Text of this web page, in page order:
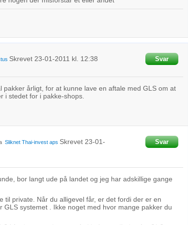
Skrevet 23-01-2011 kl. 12:38 Svar
pakker årligt, for at kunne lave en aftale med GLS om at
i stedet for i pakke-shops.
Sliknet Thai-invest aps Skrevet 23-01-
Svar
bor langt ude på landet og jeg har adskillige gange
til private. Når du alligevel får, er det fordi der er en
GLS systemet . Ikke noget med hvor mange pakker du